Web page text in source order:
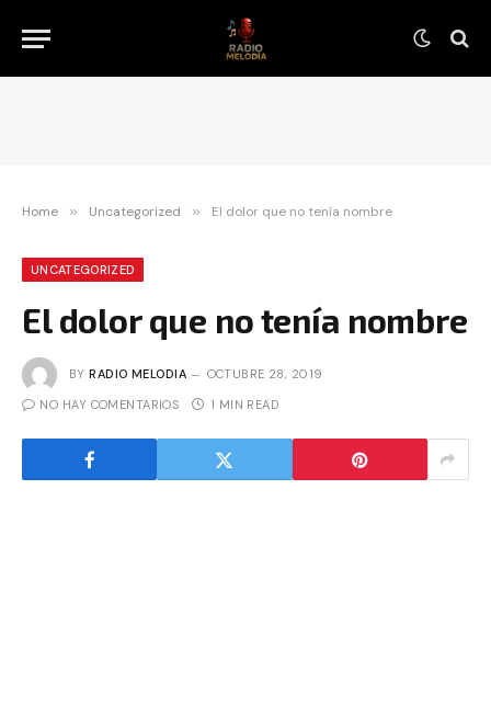
Home » Uncategorized » El dolor que no tenía nombre
UNCATEGORIZED
El dolor que no tenía nombre
BY RADIO MELODIA OCTUBRE 28, 2019
NO HAY COMENTARIOS 1 MIN READ